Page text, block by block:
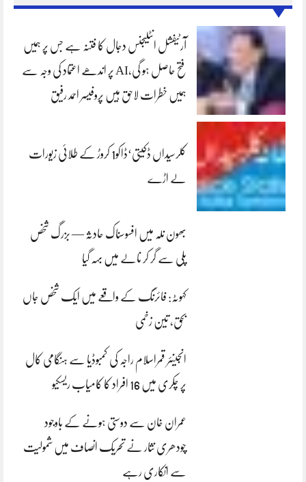
آرٹیفشل انٹلیجنس دجال کا فتنہ ہے جس پر ہمیں
فتح حاصل ہو گی،AI پر اندھے اعتماد کی وجہ سے
ہمیں خطرات لاحق ہیں پروفیسر احمد رفیق
کلرسیداں ڈکیتی‘ڈاکو1 کروڑ کے طلائی زیورات
لے اڑے
بھون نلہ میں افسوسناک حادثہ — بزرگ شخص
پلی سے گر کر نالے میں بہہ گیا
کہوٹہ: فائرنگ کے واقعے میں ایک شخص جاں
بحق، تین زخمی
انجینئر قمراسلام راجہ کی کمبوڈیا سے ہنگامی کال
پر چکری میں 16 افراد کا کامیاب ریسکیو
عمران خان سے دوستی ہونے کے باوجود
چودھری نثار نے تحریک انصاف میں شمولیت
سے انکاری رہے